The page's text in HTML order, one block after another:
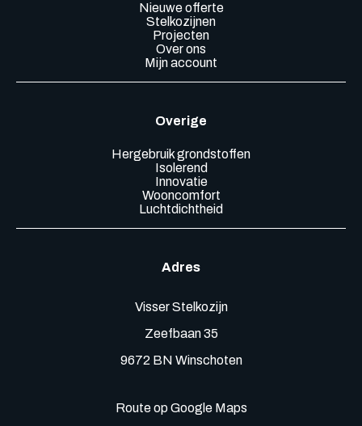
Nieuwe offerte
Stelkozijnen
Projecten
Over ons
Mijn account
Overige
Hergebruik grondstoffen
Isolerend
Innovatie
Wooncomfort
Luchtdichtheid
Adres
Visser Stelkozijn
Zeefbaan 35
9672 BN Winschoten
Route op Google Maps